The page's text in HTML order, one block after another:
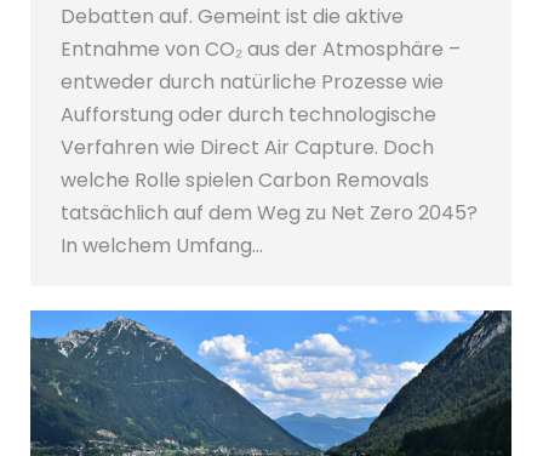
Debatten auf. Gemeint ist die aktive
Entnahme von CO₂ aus der Atmosphäre –
entweder durch natürliche Prozesse wie
Aufforstung oder durch technologische
Verfahren wie Direct Air Capture. Doch
welche Rolle spielen Carbon Removals
tatsächlich auf dem Weg zu Net Zero 2045?
In welchem Umfang…